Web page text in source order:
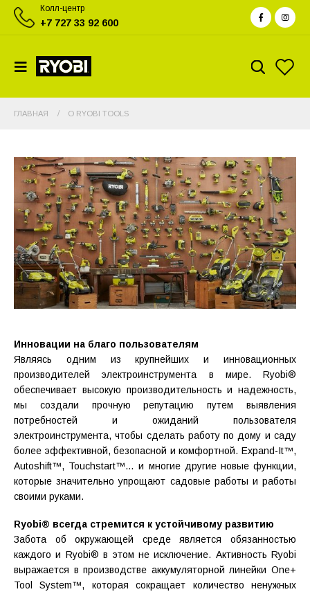
Колл-центр
+7 727 33 92 600
ГЛАВНАЯ О RYOBI TOOLS
Инновации на благо пользователям
Являясь одним из крупнейших и инновационных
производителей электроинструмента в мире. Ryobi®
обеспечивает высокую производительность и надежность,
мы создали прочную репутацию путем выявления
потребностей и ожиданий пользователя
электроинструмента, чтобы сделать работу по дому и саду
более эффективной, безопасной и комфортной. Expand-It™,
Autoshift™, Touchstart™… и многие другие новые функции,
которые значительно упрощают садовые работы и работы
своими руками.
Ryobi® всегда стремится к устойчивому развитию
Забота об окружающей среде является обязанностью
каждого и Ryobi® в этом не исключение. Активность Ryobi
выражается в производстве аккумуляторной линейки One+
Tool System™, которая сокращает количество ненужных